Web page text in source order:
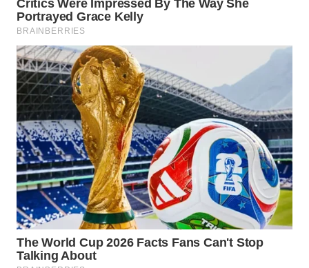
DAIRI
WN
DANAU
TOBA
WN
NIAS
WN
LANGKAT
WN
TAPANULI
SELATAN